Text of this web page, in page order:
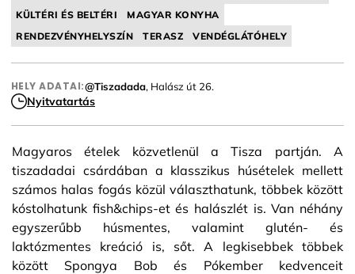
KÜLTÉRI ÉS BELTÉRI
MAGYAR KONYHA
RENDEZVÉNYHELYSZÍN
TERASZ VENDÉGLÁTÓHELY
HELY ADATAI:@Tiszadada, Halász út 26.
Nyitvatartás
Magyaros ételek közvetlenül a Tisza partján. A
tiszadadai csárdában a klasszikus húsételek mellett
számos halas fogás közül választhatunk, többek között
kóstolhatunk fish&chips-et és halászlét is. Van néhány
egyszerűbb húsmentes, valamint glutén- és
laktózmentes kreáció is, sőt. A legkisebbek többek
között Spongya Bob és Pókember kedvenceit